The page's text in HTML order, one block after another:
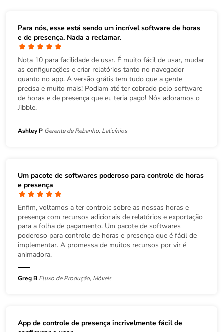
Para nós, esse está sendo um incrívelsoftware de horas
e de presença. Nada a reclamar.
Nota 10 para facilidade de usar. É muito fácil de usar, mudar
as configurações e criar relatórios tanto no navegador
quanto no app. A versão grátis tem tudo que a gente
precisa e muito mais! Podiam até ter cobrado pelo software
de horas e de presença que eu teria pago! Nós adoramos o
Jibble.
Ashley P Gerente de Rebanho, Laticínios
Um pacote de softwares poderoso para controle de horas
e presença
Enfim, voltamos a ter controle sobre as nossas horas e
presença com recursos adicionais de relatórios e exportação
para a folha de pagamento. Um pacote de softwares
poderoso para controle de horas e presença que é fácil de
implementar. A promessa de muitos recursos por vir é
animadora.
Greg B Fluxo de Produção, Móveis
App de controle de presença incrivelmente fácil de